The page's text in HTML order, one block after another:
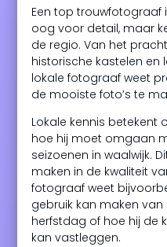
Een top trouwfotograaf
oog voor detail, maar
de regio. Van het
historische kastelen en
lokale fotograaf weet
de mooiste foto’s te
Lokale kennis
hoe hij moet omgaan
seizoenen in waalwijk.
maken in de kwaliteit
fotograaf weet
gebruik kan maken
herfstdag of hoe hij de
kan vastleggen.